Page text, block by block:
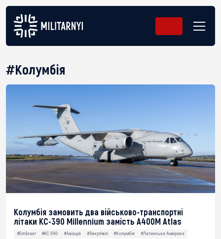
#Колумбія
Колумбія замовить два військово-транспортні
літаки KC-390 Millennium замість A400M Atlas
#Embraer #KC-390 #Авіація #Закупівлі #Колумбія
#Латинська Америка